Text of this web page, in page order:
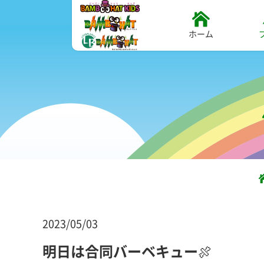
ホーム
2023/05/03
明日は合同バーベキュー🍖